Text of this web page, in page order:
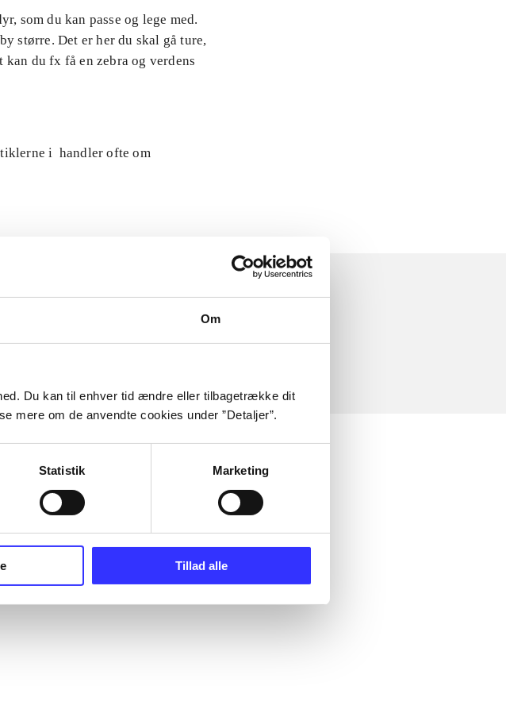
Om
Du kan til enhver tid ændre eller tilbagetrække dit
mere om de anvendte cookies under ”Detaljer”.
Statistik Marketing
Tillad alle
som du kan passe og lege med.
større. Det er her du skal gå ture,
du fx få en zebra og verdens
i handler ofte om